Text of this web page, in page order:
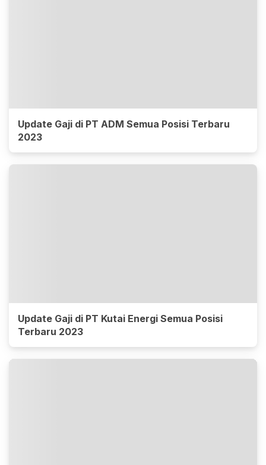
Update Gaji di PT ADM Semua Posisi Terbaru
2023
Update Gaji di PT Kutai Energi Semua Posisi
Terbaru 2023